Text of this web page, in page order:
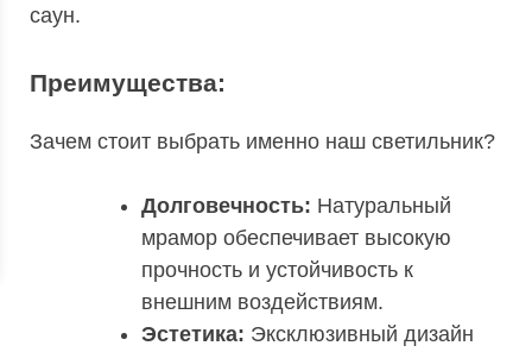
саун.
Преимущества:
Зачем стоит выбрать именно наш светильник?
Долговечность: Натуральный
мрамор обеспечивает высокую
прочность и устойчивость к
внешним воздействиям.
Эстетика: Эксклюзивный дизайн